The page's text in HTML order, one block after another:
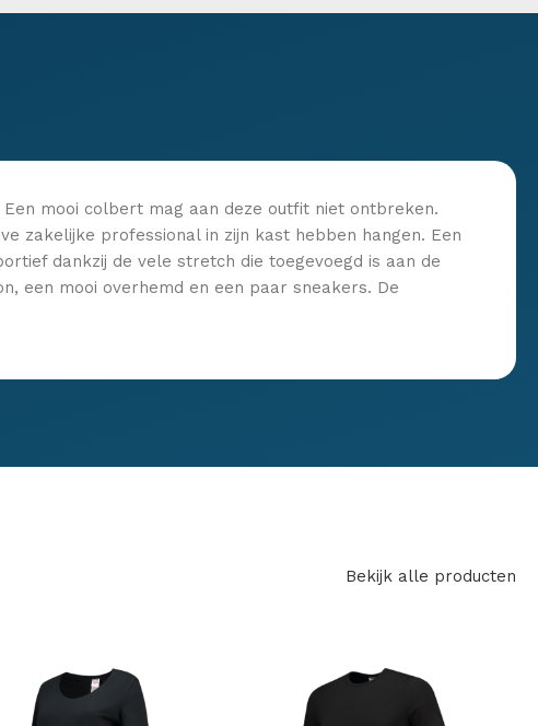
mooi colbert mag aan deze outfit niet ontbreken.
zakelijke professional in zijn kast hebben hangen. Een
dankzij de vele stretch die toegevoegd is aan de
een mooi overhemd en een paar sneakers. De
Bekijk alle producten